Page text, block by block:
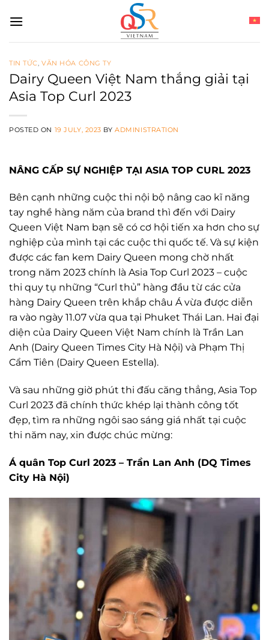
TIN TỨC,VĂN HÓA CÔNG TY
Dairy Queen Việt Nam thắng giải tại
Asia Top Curl 2023
POSTED ON 19 JULY, 2023 BYADMINISTRATION
NÂNG CẤP SỰ NGHIỆP TẠI ASIA TOP CURL 2023
Bên cạnh những cuộc thi nội bộ nâng cao kĩ năng
tay nghề hàng năm của brand thì đến với Dairy
Queen Việt Nam bạn sẽ có cơ hội tiến xa hơn cho sự
nghiệp của mình tại các cuộc thi quốc tế. Và sự kiện
được các fan kem Dairy Queen mong chờ nhất
trong năm 2023 chính là Asia Top Curl 2023 – cuộc
thi quy tụ những “Curl thủ” hàng đầu từ các cửa
hàng Dairy Queen trên khắp châu Á vừa được diễn
ra vào ngày 11.07 vừa qua tại Phuket Thái Lan. Hai đại
diện của Dairy Queen Việt Nam chính là Trần Lan
Anh (Dairy Queen Times City Hà Nội) và Phạm Thị
Cẩm Tiên (Dairy Queen Estella).
Và sau những giờ phút thi đấu căng thẳng, Asia Top
Curl 2023 đã chính thức khép lại thành công tốt
đẹp, tìm ra những ngôi sao sáng giá nhất tại cuộc
thi năm nay, xin được chúc mừng:
Á quân Top Curl 2023 – Trần Lan Anh (DQ Times
City Hà Nội)